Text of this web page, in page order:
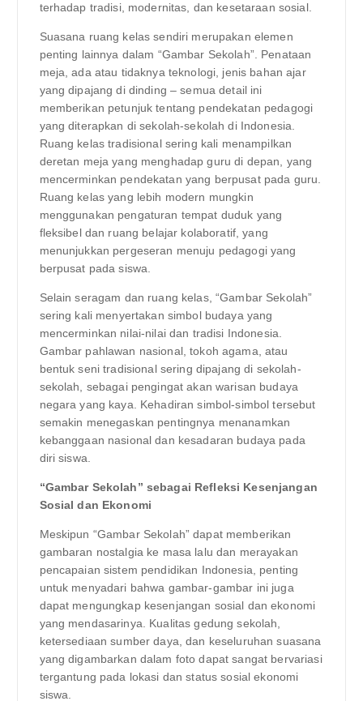
terhadap tradisi, modernitas, dan kesetaraan sosial.
Suasana ruang kelas sendiri merupakan elemen
penting lainnya dalam “Gambar Sekolah”. Penataan
meja, ada atau tidaknya teknologi, jenis bahan ajar
yang dipajang di dinding – semua detail ini
memberikan petunjuk tentang pendekatan pedagogi
yang diterapkan di sekolah-sekolah di Indonesia.
Ruang kelas tradisional sering kali menampilkan
deretan meja yang menghadap guru di depan, yang
mencerminkan pendekatan yang berpusat pada guru.
Ruang kelas yang lebih modern mungkin
menggunakan pengaturan tempat duduk yang
fleksibel dan ruang belajar kolaboratif, yang
menunjukkan pergeseran menuju pedagogi yang
berpusat pada siswa.
Selain seragam dan ruang kelas, “Gambar Sekolah”
sering kali menyertakan simbol budaya yang
mencerminkan nilai-nilai dan tradisi Indonesia.
Gambar pahlawan nasional, tokoh agama, atau
bentuk seni tradisional sering dipajang di sekolah-
sekolah, sebagai pengingat akan warisan budaya
negara yang kaya. Kehadiran simbol-simbol tersebut
semakin menegaskan pentingnya menanamkan
kebanggaan nasional dan kesadaran budaya pada
diri siswa.
“Gambar Sekolah” sebagai Refleksi Kesenjangan
Sosial dan Ekonomi
Meskipun “Gambar Sekolah” dapat memberikan
gambaran nostalgia ke masa lalu dan merayakan
pencapaian sistem pendidikan Indonesia, penting
untuk menyadari bahwa gambar-gambar ini juga
dapat mengungkap kesenjangan sosial dan ekonomi
yang mendasarinya. Kualitas gedung sekolah,
ketersediaan sumber daya, dan keseluruhan suasana
yang digambarkan dalam foto dapat sangat bervariasi
tergantung pada lokasi dan status sosial ekonomi
siswa.